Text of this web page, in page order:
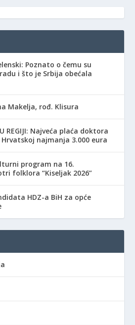
Poznato o čemu su
i što je Srbija obećala
Makelja, rođ. Klisura
U REGIJI: Najveća plaća doktora
Hrvatskoj najmanja 3.000 eura
program na 16.
folklora “Kiseljak 2026”
HDZ-a BiH za opće